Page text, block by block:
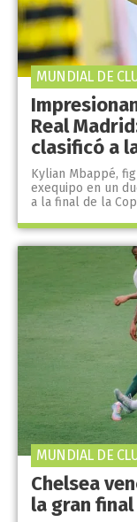
Real
clasificó a
Kylian Mbappé,
exequipo en un
a la final de la
MUNDIAL DE
Chelsea
la gran final
MUNDIAL DE